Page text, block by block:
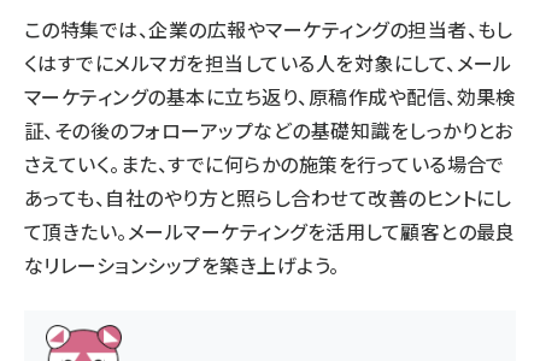
この特集では、企業の広報やマーケティングの担当者、もし
くはすでにメルマガを担当している人を対象にして、メール
マーケティングの基本に立ち返り、原稿作成や配信、効果検
証、その後のフォローアップなどの基礎知識をしっかりとお
さえていく。また、すでに何らかの施策を行っている場合で
あっても、自社のやり方と照らし合わせて改善のヒントにし
て頂きたい。メールマーケティングを活用して顧客との最良
なリレーションシップを築き上げよう。